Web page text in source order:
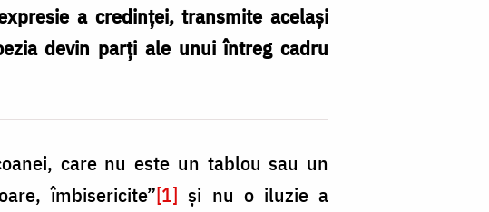
a credinței, transmite același
devin parți ale unui întreg cadru
care nu este un tablou sau un
îmbisericite”[1] și nu o iluzie a